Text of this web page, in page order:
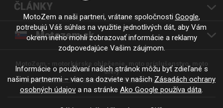
ČLÁNKY
Motozem.sk
MotoZem - motorkárske oblečenie, moto príslušenstvo, moto
diely
Moto oblečenie | Moto oblečení Moto oblečení - motorkáři
MotoZem a naši partneri, vrátane spoločnosti Google,
potrebujú Váš súhlas na využitie jednotlivých dát, aby Vám
okrem iného mohli zobrazovať informácie a reklamy
zodpovedajúce Vašim záujmom.
Informácie o používaní našich stránok môžu byť zdieľané s
našimi partnermi – viac sa dozviete v našich Zásadách ochrany
osobných údajov a na stránke Ako Google používa dáta.